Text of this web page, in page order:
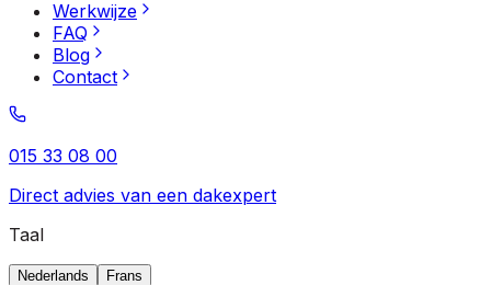
Werkwijze
FAQ
Blog
Contact
015 33 08 00
Direct advies van een dakexpert
Taal
Nederlands Frans